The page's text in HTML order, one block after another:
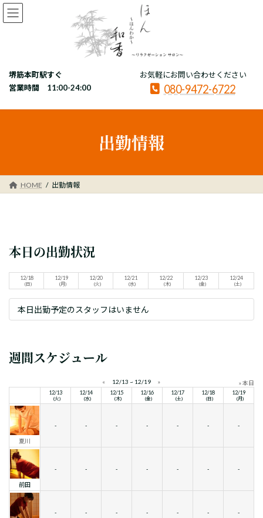
コ
ン
プ
ナ
ビ
動
堺筋本町駅すぐ
営業時間 11:00-24:00
お気軽にお問い合わせください
080-9472-6722
出勤情報
HOME 出勤情報
本日の出勤状況
12/18
(日)
12/19
(月)
12/20
(火)
12/21
(水)
12/22
(木)
12/23
(金)
12/24
(土)
本日出勤予定のスタッフはいません
週間スケジュール
« 12/13 ~ 12/19 » » 本日
12/13
(火)
12/14
(水)
12/15
(木)
12/16
(金)
12/17
(土)
12/18
(日)
12/19
(月)
夏川
- - - - - - -
前田
- - - - - - -
- - - - - - -